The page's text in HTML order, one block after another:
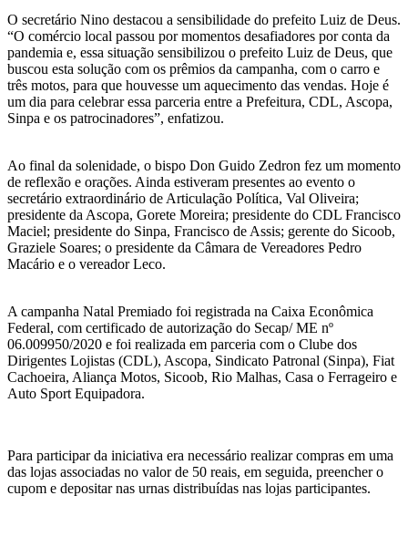
O secretário Nino destacou a sensibilidade do prefeito Luiz de Deus.
“O comércio local passou por momentos desafiadores por conta da
pandemia e, essa situação sensibilizou o prefeito Luiz de Deus, que
buscou esta solução com os prêmios da campanha, com o carro e
três motos, para que houvesse um aquecimento das vendas. Hoje é
um dia para celebrar essa parceria entre a Prefeitura, CDL, Ascopa,
Sinpa e os patrocinadores”, enfatizou.
Ao final da solenidade, o bispo Don Guido Zedron fez um momento
de reflexão e orações. Ainda estiveram presentes ao evento o
secretário extraordinário de Articulação Política, Val Oliveira;
presidente da Ascopa, Gorete Moreira; presidente do CDL Francisco
Maciel; presidente do Sinpa, Francisco de Assis; gerente do Sicoob,
Graziele Soares; o presidente da Câmara de Vereadores Pedro
Macário e o vereador Leco.
A campanha Natal Premiado foi registrada na Caixa Econômica
Federal, com certificado de autorização do Secap/ ME nº
06.009950/2020 e foi realizada em parceria com o Clube dos
Dirigentes Lojistas (CDL), Ascopa, Sindicato Patronal (Sinpa), Fiat
Cachoeira, Aliança Motos, Sicoob, Rio Malhas, Casa o Ferrageiro e
Auto Sport Equipadora.
Para participar da iniciativa era necessário realizar compras em uma
das lojas associadas no valor de 50 reais, em seguida, preencher o
cupom e depositar nas urnas distribuídas nas lojas participantes.